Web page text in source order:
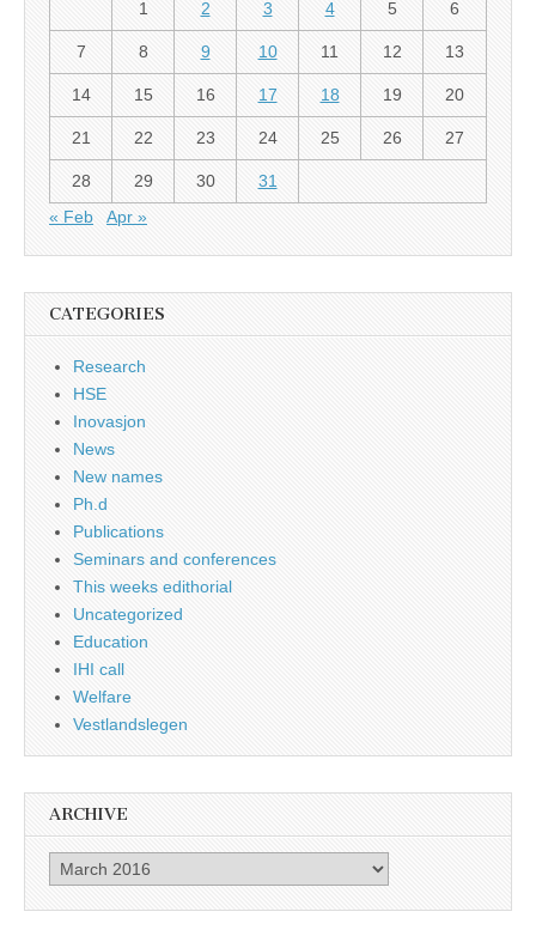
1 2 3 4 5 6
7 8 9 10 11 12 13
14 15 16 17 18 19 20
21 22 23 24 25 26 27
28 29 30
31
« Feb
Apr »
CATEGORIES
Research
HSE
Inovasjon
News
New names
Ph.d
Publications
Seminars and conferences
This weeks edithorial
Uncategorized
Education
IHI call
Welfare
Vestlandslegen
ARCHIVE
Archive